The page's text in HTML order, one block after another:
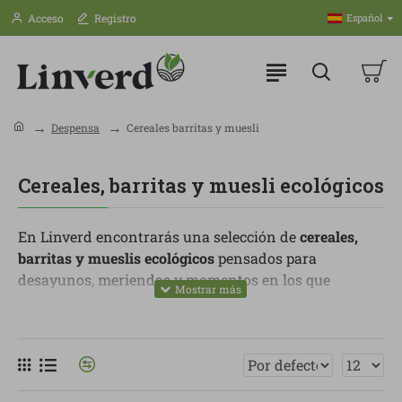
Acceso Registro Español
Despensa Cereales barritas y muesli
Cereales, barritas y muesli ecológicos
En Linverd encontrarás una selección decereales,
barritas y mueslis ecológicospensados para
desayunos, meriendas y momentos en los que
necesitas una opción práctica, nutritiva y sabrosa.
convencionales cargadas de azúcares refinados o